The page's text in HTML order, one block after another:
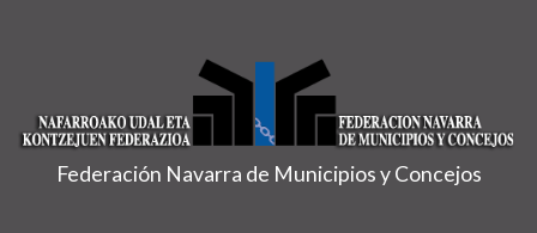
Federación Navarra de Municipios y Concejos